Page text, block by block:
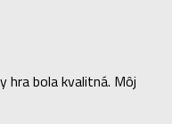
hra bola kvalitná. Môj